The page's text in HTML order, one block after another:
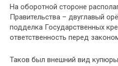
На оборотной стороне
Правительства – двуглавый
подделка Государственных
ответственность перед
Таков был внешний вид купюры